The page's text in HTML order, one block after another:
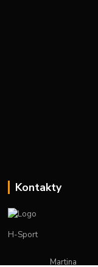
Kontakty
H-Sport
Martina